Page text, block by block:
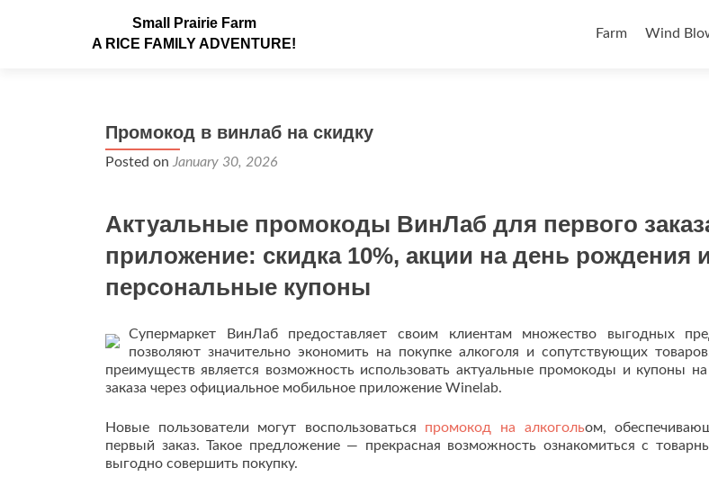
Small Prairie Farm
A RICE FAMILY ADVENTURE!
Farm
Wind
Промокод в винлаб на скидку
Posted on January 30, 2026
Актуальные промокоды ВинЛаб для первого
приложение: скидка 10%, акции на день рождения
персональные купоны
Супермаркет ВинЛаб предоставляет своим клиентам множество выгодных
позволяют значительно экономить на покупке алкоголя и сопутствующих
преимуществ является возможность использовать актуальные промокоды и купоны
заказа через официальное мобильное приложение Winelab.
Новые пользователи могут воспользоваться промокод на алкогольом,
первый заказ. Такое предложение — прекрасная возможность ознакомиться с
выгодно совершить покупку.